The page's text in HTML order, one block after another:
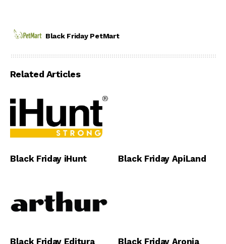
Black Friday PetMart
Related Articles
Black Friday iHunt Black Friday ApiLand
Black Friday Editura Black Friday Aronia